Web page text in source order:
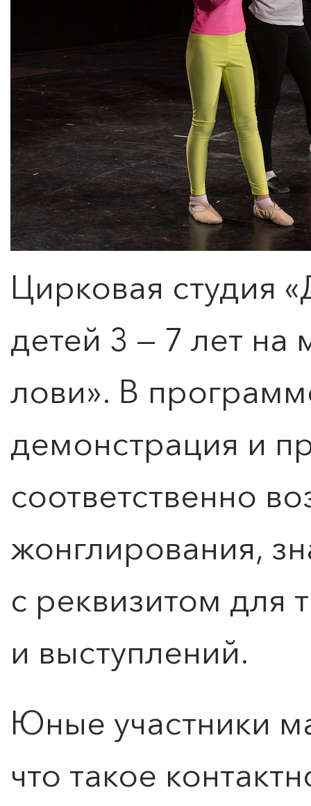
Цирковая студия
детей 3 — 7 лет на
лови». В
демонстрация и
соответственно
жонглирования,
с реквизитом для
и выступлений.
Юные участники
что такое